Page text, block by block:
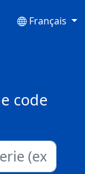
Français
code